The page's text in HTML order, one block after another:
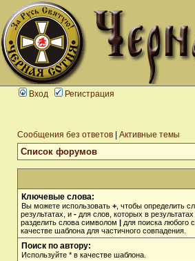
Вход Регистрация
Сообщения без ответов Активные темы
Список форумов
Ключевые слова:
Вы можете использовать + , чтобы определить
результатах, и - для слов, которых в
разделить слова символом | для поиска любого
качестве шаблона для частичного совпадения.
Поиск по автору:
Используйте * в качестве шаблона.